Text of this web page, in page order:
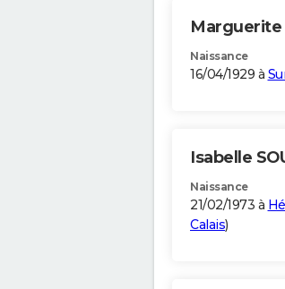
Marguerite
Naissance
16/04/1929 à
Isabelle
Naissance
21/02/1973 à
Calais)